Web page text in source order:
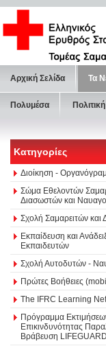
Αρχική Σελίδα Τα
Πολυμέσα
Κατηγορίες
Διοίκηση -
Σώμα Εθελοντών
Διασωστών και
Σχολή Σαμαρειτών και
Εκπαίδευση και
Εκπαιδευτών
Σχολή Αυτοδυτών -
Πρώτες Βοήθειες
The IFRC Learning
Πρόγραμμα
Επικινδυνότητας
Βράβευση